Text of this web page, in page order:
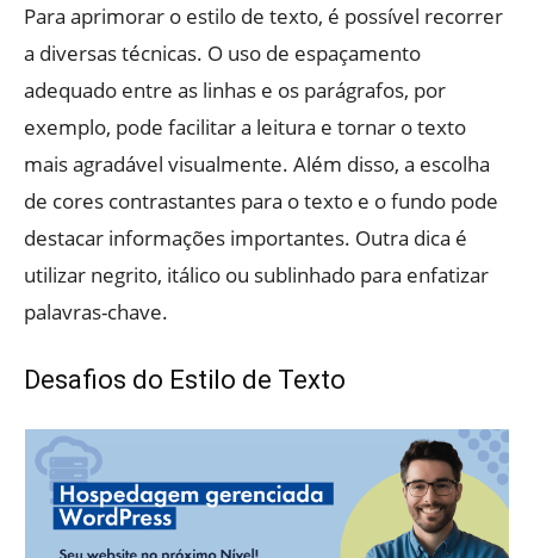
Para aprimorar o estilo de texto, é possível recorrer
a diversas técnicas. O uso de espaçamento
adequado entre as linhas e os parágrafos, por
exemplo, pode facilitar a leitura e tornar o texto
mais agradável visualmente. Além disso, a escolha
de cores contrastantes para o texto e o fundo pode
destacar informações importantes. Outra dica é
utilizar negrito, itálico ou sublinhado para enfatizar
palavras-chave.
Desafios do Estilo de Texto